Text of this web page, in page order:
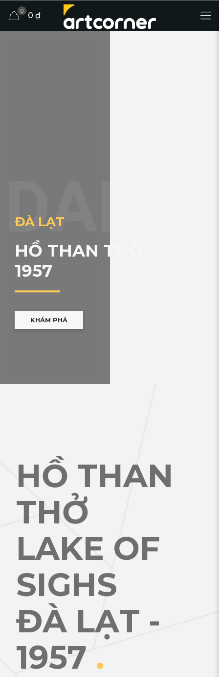
0 0 ₫
HỒ THAN
THỞ
LAKE OF
SIGHS
ĐÀ LẠT -
1957 .